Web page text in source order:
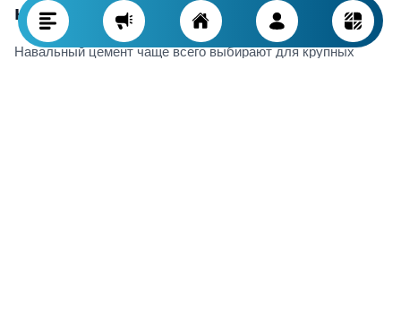
навального цемента
Навальный цемент чаще всего выбирают для крупных